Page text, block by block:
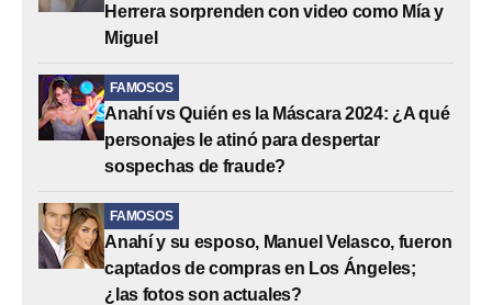
Herrera sorprenden con video como Mía y
Miguel
FAMOSOS
Anahí vs Quién es la Máscara 2024: ¿A qué
personajes le atinó para despertar
sospechas de fraude?
FAMOSOS
Anahí y su esposo, Manuel Velasco, fueron
captados de compras en Los Ángeles;
¿las fotos son actuales?